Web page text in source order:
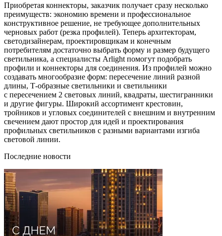
Приобретая коннекторы, заказчик получает сразу несколько
преимуществ: экономию времени и профессиональное
конструктивное решение, не требующее дополнительных
черновых работ (резка профилей). Теперь архитекторам,
светодизайнерам, проектировщикам и конечным
потребителям достаточно выбрать форму и размер будущего
светильника, а специалисты Arlight помогут подобрать
профили и коннекторы для соединения. Из профилей можно
создавать многообразие форм: пересечение линий разной
длины, Т-образные светильники и светильники
c пересечением 2 световых линий, квадраты, шестигранники
и другие фигуры. Широкий ассортимент крестовин,
тройников и угловых соединителей с внешним и внутренним
свечением дают простор для идей и проектирования
профильных светильников с разными вариантами изгиба
световой линии.
Последние новости